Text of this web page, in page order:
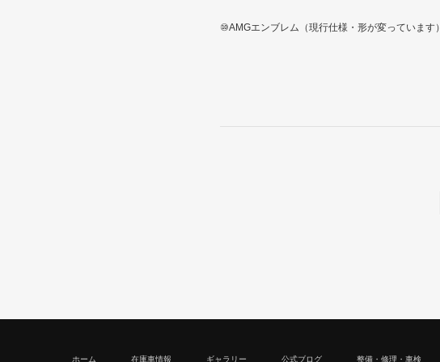
⑩AMGエンブレム（現行仕様・形が変っています）
ホーム 在庫車情報 ギャラリー 公式ブログ 整備・修理・車検